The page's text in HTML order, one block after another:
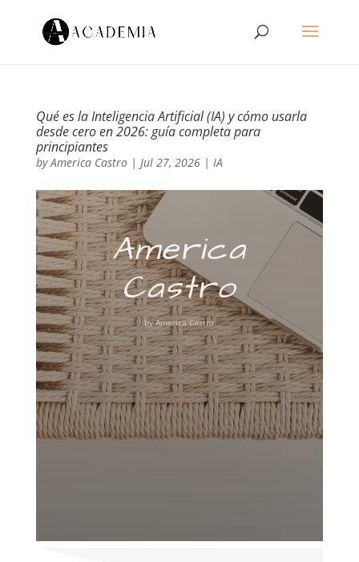
Qué es la Inteligencia Artificial (IA) y cómo usarla
desde cero en 2026: guía completa para
principiantes
byAmerica Castro| Jul 27, 2026| IA
America
Castro
byAmerica Castro